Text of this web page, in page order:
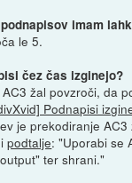
imam
le 5.
čez čas izginejo?
žal povzroči, da
Podnapisi
je prekodiranje AC3
podtalje: "Uporabi se
ter shrani."